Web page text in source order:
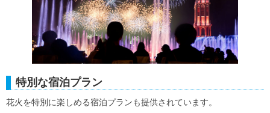
特別な宿泊プラン
花火を特別に楽しめる宿泊プランも提供されています。